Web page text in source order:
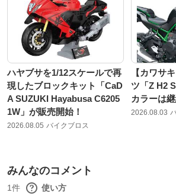
ハヤブサを1/12スケールで再
現したブロックキット「CaD
A SUZUKI Hayabusa C6205
1W」が販売開始！
2026.08.05 バイクブロス
【カワサ
ツ「Z H2
カラーは
2026.08.03
みんなのコメント
1件 使い方